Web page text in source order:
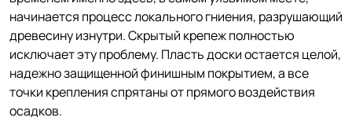
начинается процесс локального гниения, разрушающий
древесину изнутри. Скрытый крепеж полностью
исключает эту проблему. Пласть доски остается целой,
надежно защищенной финишным покрытием, а все
точки крепления спрятаны от прямого воздействия
осадков.